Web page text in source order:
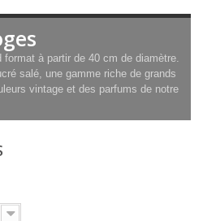
à partir de 40 cm de diamètre.
salé, une gamme riche de grands
vintage et des parfums de notre